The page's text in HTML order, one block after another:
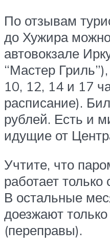
По отзывам
до Хужира
автовокзале
“Мастер
10, 12, 14 и 17
расписание).
рублей. Есть и
идущие от
Учтите, что
работает
В остальные
доезжают
(переправы).